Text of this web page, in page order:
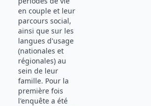
en couple et leur
parcours social,
ainsi que sur les
langues d'usage
(nationales et
régionales) au
sein de leur
famille. Pour la
première fois
l'enquête a été